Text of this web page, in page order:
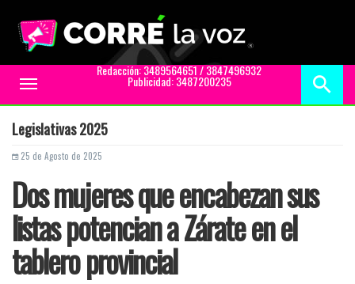
Toggle
navigation
Redacción: 3489564651 / 3847496932
Publicidad: 3487200235
Legislativas 2025
25 de Agosto de 2025
Dos mujeres que encabezan sus
listas potencian a Zárate en el
tablero provincial